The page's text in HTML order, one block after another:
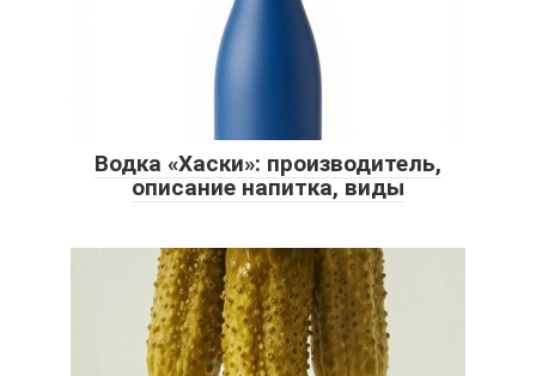
Водка «Хаски»: производитель,
описание напитка, виды